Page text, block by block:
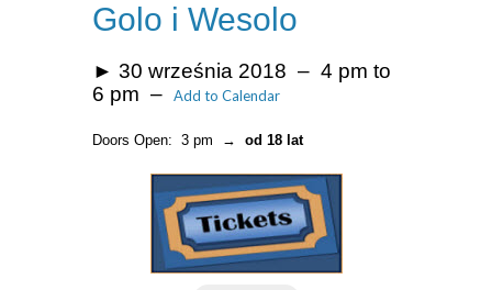
Golo i Wesolo
► 30 września 2018 – 4 pm to
6 pm –
Add to Calendar
Doors Open: 3 pm → od 18 lat